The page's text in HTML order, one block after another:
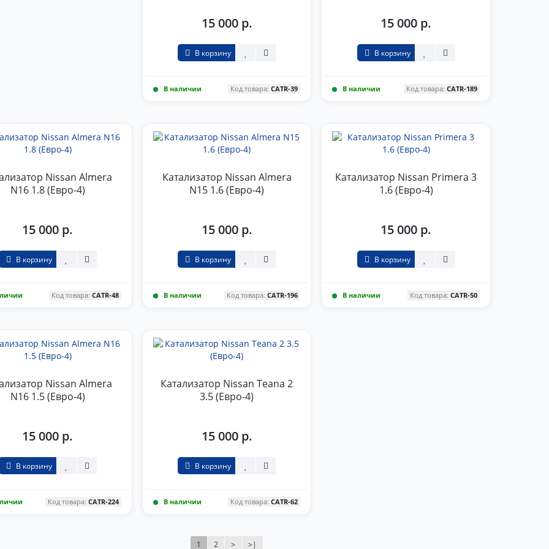
15 000 р.
В корзину
В наличии Код товара:CATR-39
15 000 р.
В корзину
В наличии Код товара: CATR-189
Nissan Almera
N16 1.8 (Евро-4)
15 000 р.
В корзину
Код товара: CATR-48
Катализатор Nissan Almera
N15 1.6 (Евро-4)
15 000 р.
В корзину
В наличии Код товара:CATR-196
Катализатор Nissan Primera 3
1.6 (Евро-4)
15 000 р.
В корзину
В наличии Код товара: CATR-50
Nissan Almera
N16 1.5 (Евро-4)
15 000 р.
В корзину
Код товара: CATR-224
Катализатор Nissan Teana 2
3.5 (Евро-4)
15 000 р.
В корзину
В наличии Код товара:CATR-62
1 2 > >|